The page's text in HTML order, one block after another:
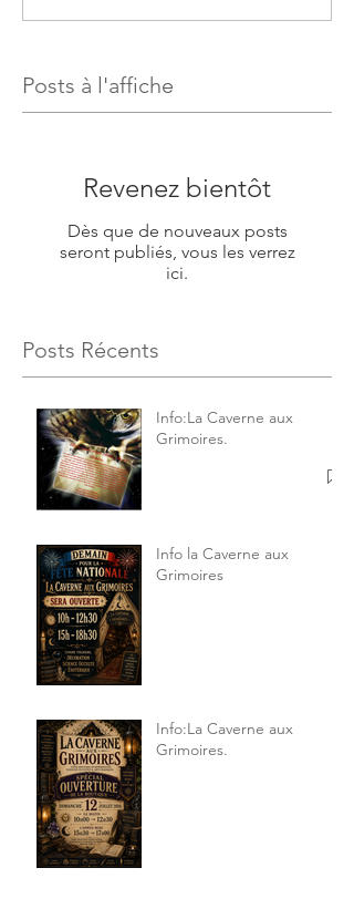
Posts à l'affiche
Revenez bientôt
Dès que de nouveaux posts
seront publiés, vous les verrez
ici.
Posts Récents
Info:La Caverne aux
Grimoires.
Info la Caverne aux
Grimoires
Info:La Caverne aux
Grimoires.